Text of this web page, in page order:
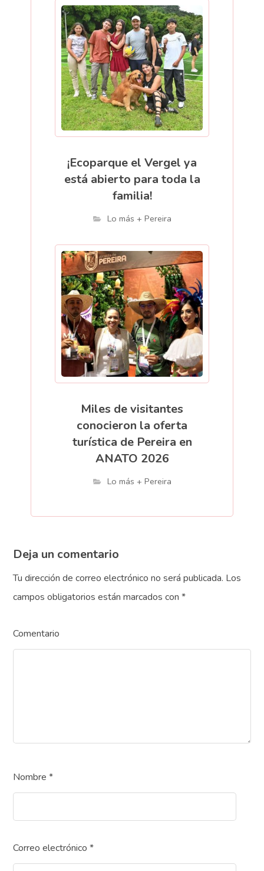
¡Ecoparque el Vergel ya
está abierto para toda la
familia!
Lo más + Pereira
Miles de visitantes
conocieron la oferta
turística de Pereira en
ANATO 2026
Lo más + Pereira
Deja un comentario
Tu dirección de correo electrónico no será publicada. Los
campos obligatorios están marcados con*
Comentario
Nombre*
Correo electrónico*